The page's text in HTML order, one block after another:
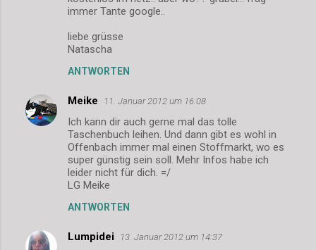
immer Tante google..
liebe grüsse
Natascha
ANTWORTEN
Meike 11. Januar 2012 um 16:08
Ich kann dir auch gerne mal das tolle
Taschenbuch leihen. Und dann gibt es wohl in
Offenbach immer mal einen Stoffmarkt, wo es
super günstig sein soll. Mehr Infos habe ich
leider nicht für dich. =/
LG Meike
ANTWORTEN
Lumpidei 13. Januar 2012 um 14:37